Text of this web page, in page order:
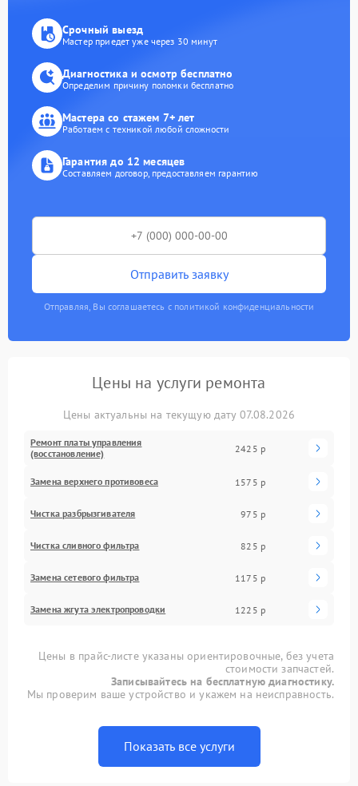
Срочный выезд
Мастер приедет уже через 30 минут
Диагностика и осмотр бесплатно
Определим причину поломки бесплатно
Мастера со стажем 7+ лет
Работаем с техникой любой сложности
Гарантия до 12 месяцев
Составляем договор, предоставляем гарантию
Отправить заявку
Отправляя, Вы соглашаетесь с политикой конфиденциальности
Цены на услуги ремонта
Цены актуальны на текущую дату 07.08.2026
Ремонт платы управления
(восстановление)
2425 р
Замена верхнего противовеса 1575 р
Чистка разбрызгивателя 975 р
Чистка сливного фильтра 825 р
Замена сетевого фильтра 1175 р
Замена жгута электропроводки 1225 р
Цены в прайс-листе указаны ориентировочные, без учета
стоимости запчастей.
Записывайтесь на бесплатную диагностику.
Мы проверим ваше устройство и укажем на неисправность.
Показать все услуги